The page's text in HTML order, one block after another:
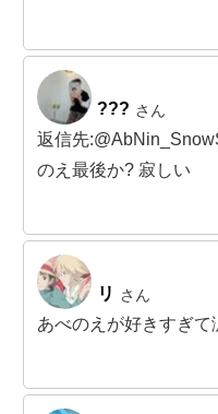
??? さん
返信先
のえ最後か? 寂しい
リ さん
あべのえが好きすぎて